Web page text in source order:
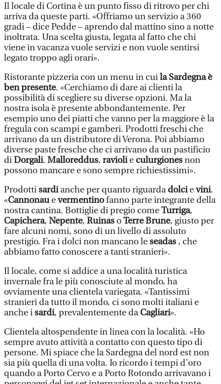
Il locale di Cortina è un punto fisso di ritrovo per chi
arriva da queste parti. «Offriamo un servizio a 360
gradi – dice Pedde – aprendo dal mattino sino a notte
inoltrata. Una scelta giusta, legata al fatto che chi
viene in vacanza vuole servizi e non vuole sentirsi
legato troppo agli orari».
Ristorante pizzeria con un menu in cuila Sardegna è
ben presente. «Cerchiamo di dare ai clienti la
possibilità di scegliere su diverse opzioni. Ma la
nostra isola è presente abbondantemente. Per
esempio uno dei piatti che vanno per la maggiore è la
fregula con scampi e gamberi. Prodotti freschi che
arrivano da un distributore di Verona. Poi abbiamo
diverse paste fresche che ci arrivano da un pastificio
diDorgali. Malloreddus, raviolie culurgionesnon
possono mancare e sono sempre richiestissimi».
Prodottisardianche per quanto riguardadolcievini.
«Cannonauevermentinofanno parte integrante della
nostra cantina. Bottiglie di pregio comeTurriga,
Capichera, Nepente, Ruinas oTerre Brune, giusto per
fare alcuni nomi, sono di un livello di assoluto
prestigio. Fra i dolci non mancano leseadas , che
abbiamo fatto conoscere a tanti stranieri».
Il locale, come si addice a una località turistica
invernale fra le più conosciute al mondo, ha
ovviamente una clientela variegata. «Tantissimi
stranieri da tutto il mondo, ci sono molti italiani e
anche isardi, prevalentemente daCagliari».
Clientela altospendente in linea con la località. «Ho
sempre avuto attività a contatto con questo tipo di
persone. Mi spiace che la Sardegna del nord est non
sia più quella di una volta. Io ricordo i tempi d’oro
quando a Porto Cervo e a Porto Rotondo arrivavano i